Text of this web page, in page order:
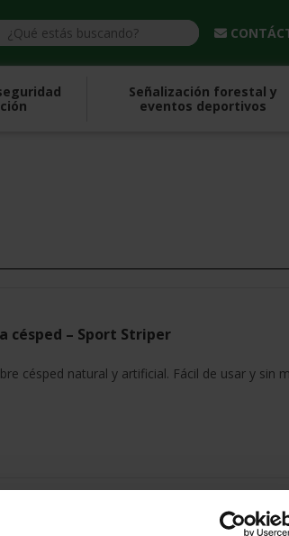
Señalización forestal y
eventos deportivos
césped – Sport Striper
césped natural y artificial. Fácil de usar y sin
– AMPERE ATHLETIC PAINT®